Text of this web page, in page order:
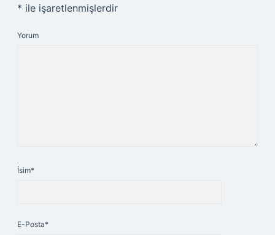
* ile işaretlenmişlerdir
Yorum
İsim*
E-Posta*